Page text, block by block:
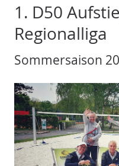
1. D50
Regionalliga
Sommersaison